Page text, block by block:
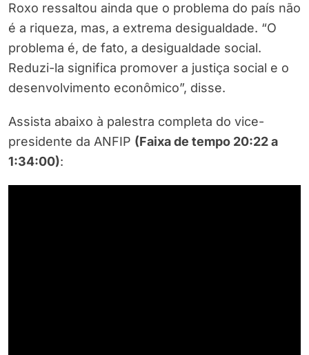
Roxo ressaltou ainda que o problema do país não
é a riqueza, mas, a extrema desigualdade. “O
problema é, de fato, a desigualdade social.
Reduzi-la significa promover a justiça social e o
desenvolvimento econômico”, disse.
Assista abaixo à palestra completa do vice-
presidente da ANFIP (Faixa de tempo 20:22 a
1:34:00):